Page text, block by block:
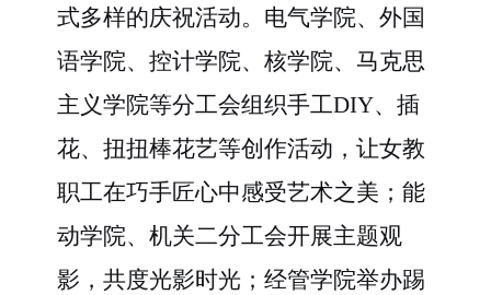
式多样的庆祝活动。电气学院、外国
语学院、控计学院、核学院、马克思
主义学院等分工会组织手工DIY、插
花、扭扭棒花艺等创作活动，让女教
职工在巧手匠心中感受艺术之美；能
动学院、机关二分工会开展主题观
影，共度光影时光；经管学院举办踢